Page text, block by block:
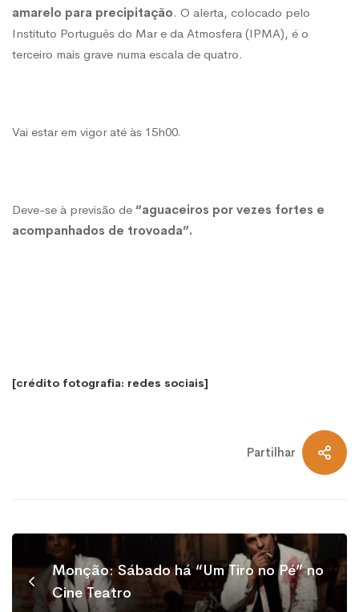
amarelo para precipitação. O alerta, colocado pelo
Instituto Português do Mar e da Atmosfera (IPMA), é o
terceiro mais grave numa escala de quatro.
Vai estar em vigor até às 15h00.
Deve-se à previsão de “aguaceiros por vezes fortes e
acompanhados de trovoada”.
[crédito fotografia: redes sociais]
Partilhar
Monção: Sábado há “Um Tiro no Pé” no
Cine Teatro